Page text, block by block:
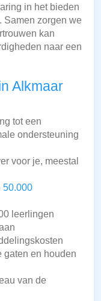
in het bieden
Samen zorgen we
kan
naar een
Alkmaar
tot een
ondersteuning
voor je, meestal
50.000
leerlingen
gaten en houden
van de